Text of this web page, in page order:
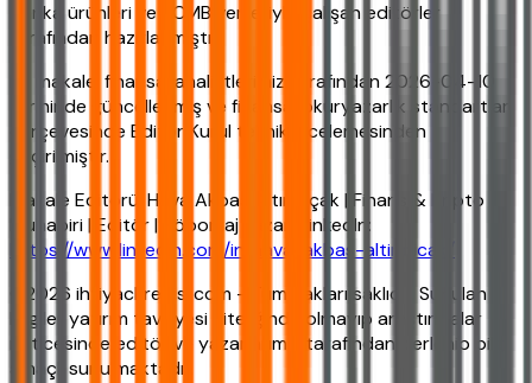
banka ürünleri ve TCMB verileriyle çalışan editörler
tarafından hazırlanmıştır.
Bu makale, finansal analistlerimiz tarafından 2026-04-10
tarihinde güncellenmiş ve finansal okuryazarlık standartları
çerçevesinde Editör Kurul teknik incelemesinden
geçirilmiştir.
Makale Editörü: Hava Akbaş Altınpıçak | Finans & Kripto
Muhabiri | Editör | Röportaj Yazarı LinkedIn:
https://www.linkedin.com/in/hava-akbas-altinpicak/
©2026 ihtiyackredisi.com - Tüm hakları saklıdır. Sunulan
bilgiler yatırım tavsiyesi niteliğinde olmayıp araştırmalar
neticesinde editör ve yazarlarımız tarafından derlenip bilgi
amaçlı sunulmaktadır.